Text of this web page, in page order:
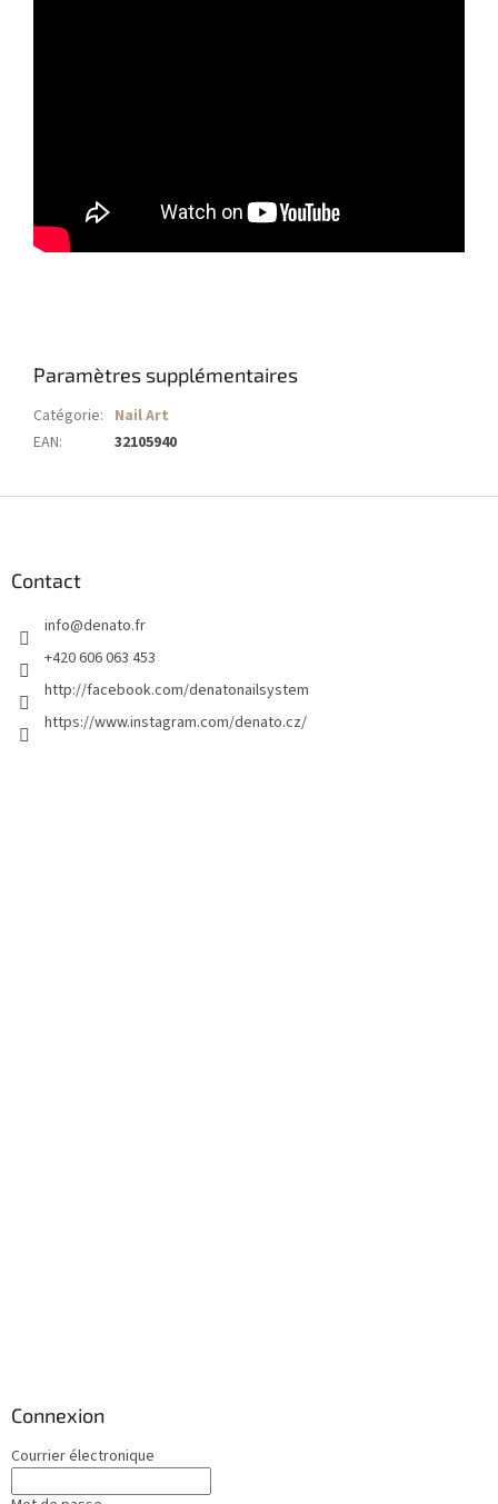
Paramètres supplémentaires
Catégorie: Nail Art
EAN: 32105940
Contact
info@denato.fr
+420 606 063 453
http://facebook.com/denatonailsystem
https://www.instagram.com/denato.cz/
Connexion
Courrier électronique